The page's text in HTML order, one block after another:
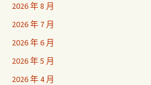
2026 年 8 月
2026 年 7 月
2026 年 6 月
2026 年 5 月
2026 年 4 月